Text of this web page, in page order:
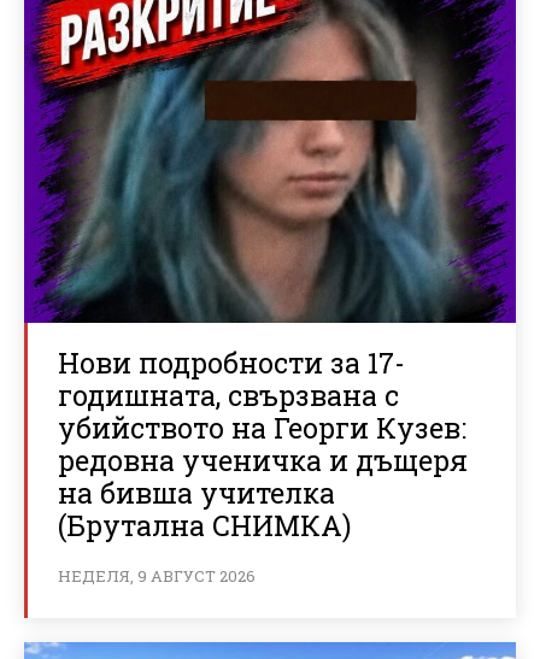
Нови подробности за 17-
годишната, свързвана с
убийството на Георги Кузев:
редовна ученичка и дъщеря
на бивша учителка
(Брутална СНИМКА)
НЕДЕЛЯ, 9 АВГУСТ 2026